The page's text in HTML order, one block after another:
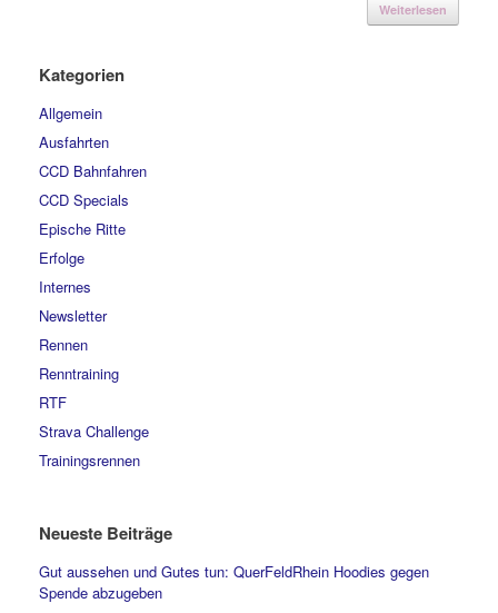
Weiterlesen
Kategorien
Allgemein
Ausfahrten
CCD Bahnfahren
CCD Specials
Epische Ritte
Erfolge
Internes
Newsletter
Rennen
Renntraining
RTF
Strava Challenge
Trainingsrennen
Neueste Beiträge
Gut aussehen und Gutes tun: QuerFeldRhein Hoodies gegen
Spende abzugeben